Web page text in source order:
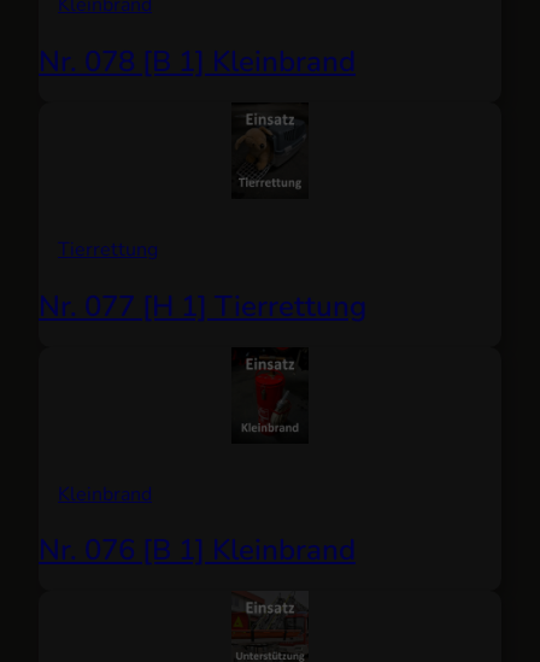
Nr. 078 [B 1] Kleinbrand
Tierrettung
Nr. 077 [H 1] Tierrettung
Kleinbrand
Nr. 076 [B 1] Kleinbrand